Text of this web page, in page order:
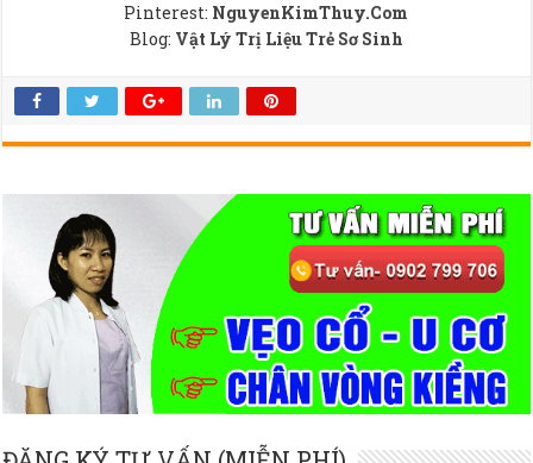
Pinterest: NguyenKimThuy.Com
Blog: Vật Lý Trị Liệu Trẻ Sơ Sinh